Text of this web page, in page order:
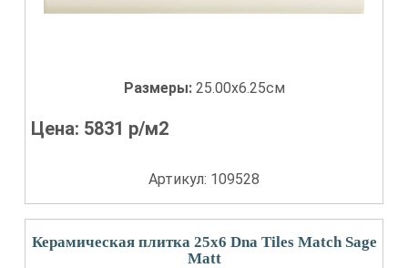
Размеры: 25.00x6.25см
Цена: 5831 р/м2
Артикул: 109528
Керамическая плитка 25x6 Dna Tiles Match Sage
Matt